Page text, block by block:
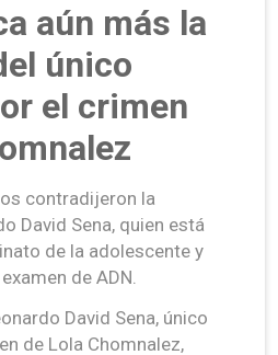
aún más la
único
el crimen
contradijeron la
David Sena, quien está
de la adolescente y
de ADN.
David Sena, único
de Lola Chomnalez,